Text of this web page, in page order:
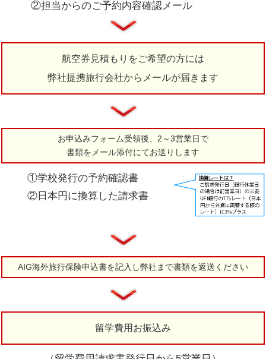
②担当からのご予約内容確認メール
航空券見積もりをご希望の方には
弊社提携旅行会社からメールが届きます
お申込みフォーム受領後、2～3営業日で
書類をメール添付にてお送りします
①学校発行の予約確認書
②日本円に換算した請求書
AIG海外旅行保険申込書を記入し弊社まで書類を返送ください
留学費用お振込み